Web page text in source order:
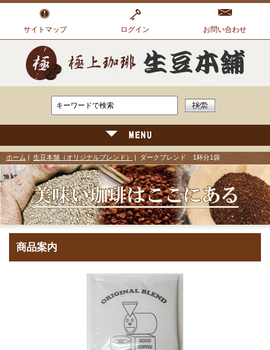
サイトマップ ログイン お問い合わせ
ホーム 生豆本舗（オリジナルブレンド） | ダークブレンド 1杯分1袋
商品案内